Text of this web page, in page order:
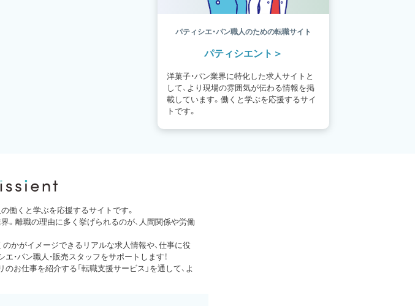
パティシエ・パン職人のための転職サイト
パティシエント
洋菓子・パン業界に特化した求人サイトと
して、より現場の雰囲気が伝わる情報を掲
載しています。働くと学ぶを応援するサイ
トです。
働くと学ぶを応援するサイトです。
。離職の理由に多く挙げられるのが、人間関係や労働
のかがイメージできるリアルな求人情報や、仕事に役
・パン職人・販売スタッフをサポートします！
お仕事を紹介する「転職支援サービス」を通して、よ